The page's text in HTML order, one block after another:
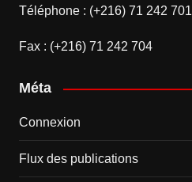
Téléphone : (+216) 71 242 701
Fax : (+216) 71 242 704
Méta
Connexion
Flux des publications